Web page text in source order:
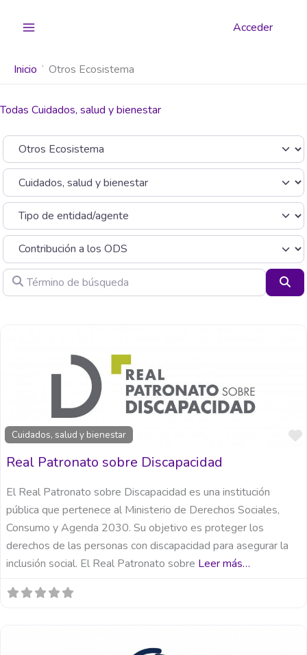
Acceder
Inicio Otros Ecosistema
Todas Cuidados, salud y bienestar
Seleccionar el formulario de búsqueda
Categoría
Término de búsqueda
Cuidados, salud y bienestar
Real Patronato sobre Discapacidad
El Real Patronato sobre Discapacidad es una institución
pública que pertenece al Ministerio de Derechos Sociales,
Consumo y Agenda 2030. Su objetivo es proteger los
derechos de las personas con discapacidad para asegurar la
inclusión social. El Real Patronato sobre Leer más…